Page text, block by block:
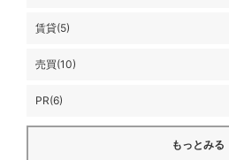
賃貸(5)
売買(10)
PR(6)
もっとみる